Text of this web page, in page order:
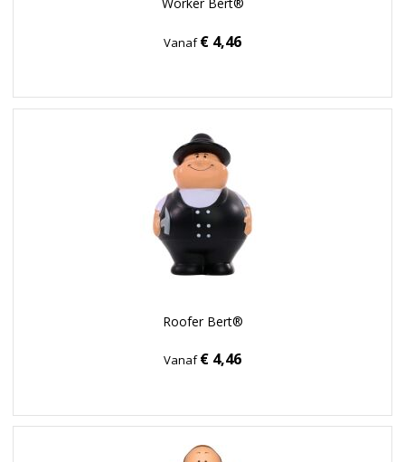
Worker Bert®
Vanaf€ 4,46
Roofer Bert®
Vanaf€ 4,46